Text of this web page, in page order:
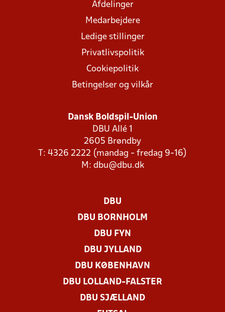
Afdelinger
Medarbejdere
Ledige stillinger
Privatlivspolitik
Cookiepolitik
Betingelser og vilkår
Dansk Boldspil-Union
DBU Allé 1
2605 Brøndby
T: 4326 2222 (mandag - fredag 9-16)
M: dbu@dbu.dk
DBU
DBU BORNHOLM
DBU FYN
DBU JYLLAND
DBU KØBENHAVN
DBU LOLLAND-FALSTER
DBU SJÆLLAND